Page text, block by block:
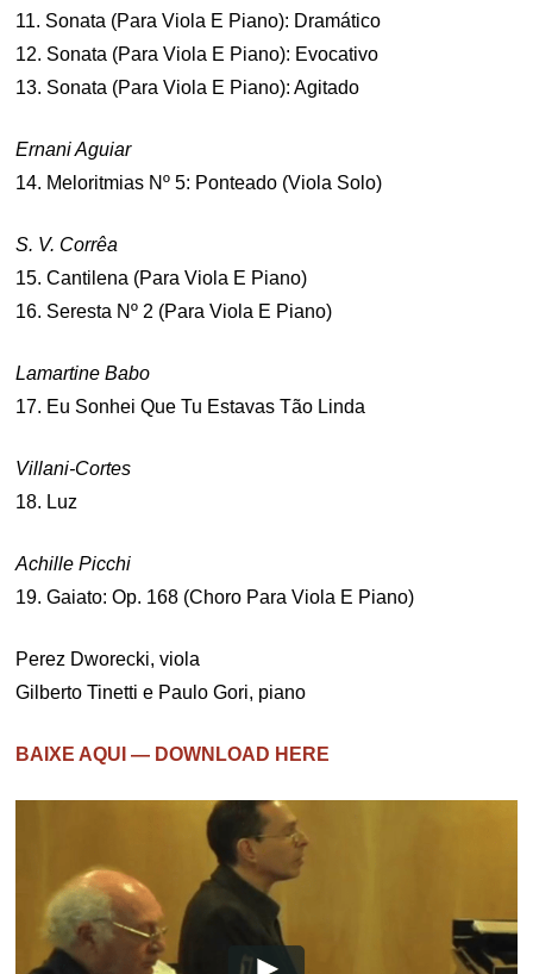
11. Sonata (Para Viola E Piano): Dramático
12. Sonata (Para Viola E Piano): Evocativo
13. Sonata (Para Viola E Piano): Agitado
Ernani Aguiar
14. Meloritmias Nº 5: Ponteado (Viola Solo)
S. V. Corrêa
15. Cantilena (Para Viola E Piano)
16. Seresta Nº 2 (Para Viola E Piano)
Lamartine Babo
17. Eu Sonhei Que Tu Estavas Tão Linda
Villani-Cortes
18. Luz
Achille Picchi
19. Gaiato: Op. 168 (Choro Para Viola E Piano)
Perez Dworecki, viola
Gilberto Tinetti e Paulo Gori, piano
BAIXE AQUI — DOWNLOAD HERE